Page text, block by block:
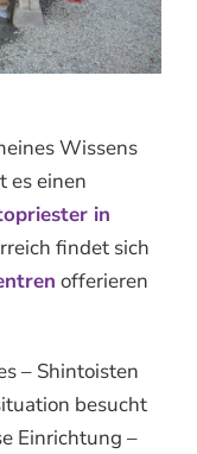
Wissens
es einen
in
findet sich
offerieren
– Shintoisten
besucht
Einrichtung –